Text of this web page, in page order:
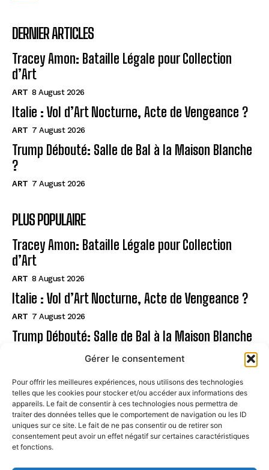
Gérer le consentement
Pour offrir les meilleures expériences, nous utilisons des technologies
telles que les cookies pour stocker et/ou accéder aux informations des
appareils. Le fait de consentir à ces technologies nous permettra de
traiter des données telles que le comportement de navigation ou les ID
uniques sur ce site. Le fait de ne pas consentir ou de retirer son
consentement peut avoir un effet négatif sur certaines caractéristiques
et fonctions.
DERNIER ARTICLES
Tracey Amon: Bataille Légale pour Collection
d’Art
ART 8 August 2026
Italie : Vol d’Art Nocturne, Acte de Vengeance ?
ART 7 August 2026
Trump Débouté: Salle de Bal à la Maison Blanche
?
ART 7 August 2026
PLUS POPULAIRE
Tracey Amon: Bataille Légale pour Collection
d’Art
ART 8 August 2026
Italie : Vol d’Art Nocturne, Acte de Vengeance ?
ART 7 August 2026
Trump Débouté: Salle de Bal à la Maison Blanche
Page
CONTACT
MENTIONS LÉGALES